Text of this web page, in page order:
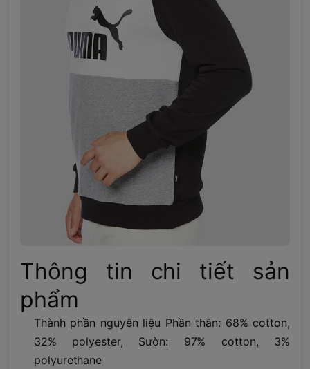
Thông tin chi tiết sản
phẩm
Thành phần nguyên liệu Phần thân: 68% cotton,
32% polyester, Sườn: 97% cotton, 3%
polyurethane